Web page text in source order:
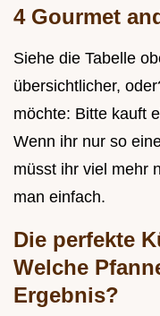
4 Gourmet
Siehe die Tabelle
übersichtlicher,
möchte: Bitte kauft
Wenn ihr nur so
müsst ihr viel mehr
man einfach.
Die perfekte
Welche
Ergebnis?